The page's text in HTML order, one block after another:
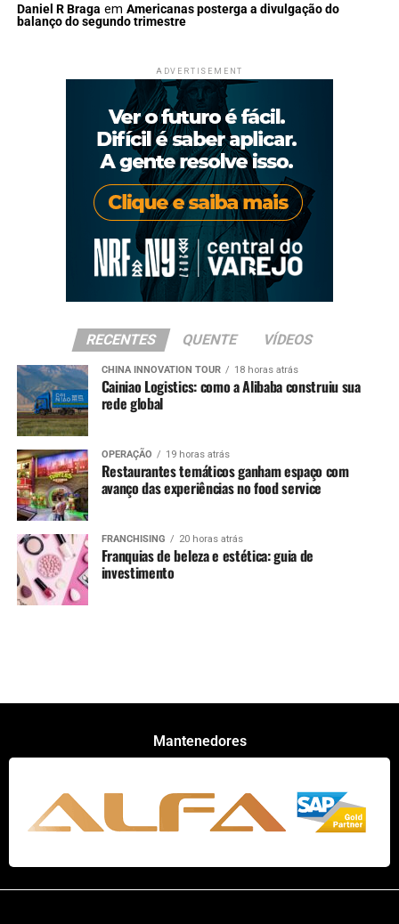
Daniel R Braga em Americanas posterga a divulgação do
balanço do segundo trimestre
ADVERTISEMENT
RECENTES QUENTE VÍDEOS
CHINA INNOVATION TOUR 18 horas atrás
Cainiao Logistics: como a Alibaba construiu sua
rede global
OPERAÇÃO 19 horas atrás
Restaurantes temáticos ganham espaço com
avanço das experiências no food service
FRANCHISING 20 horas atrás
Franquias de beleza e estética: guia de
investimento
Mantenedores